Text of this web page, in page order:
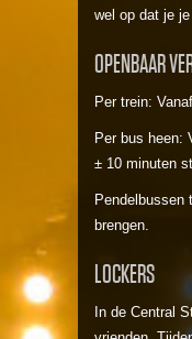
wel op dat je
OPENBAAR
Per trein:
Per bus heen:
± 10 minuten
Pendelbussen
brengen.
LOCKERS
In de Central